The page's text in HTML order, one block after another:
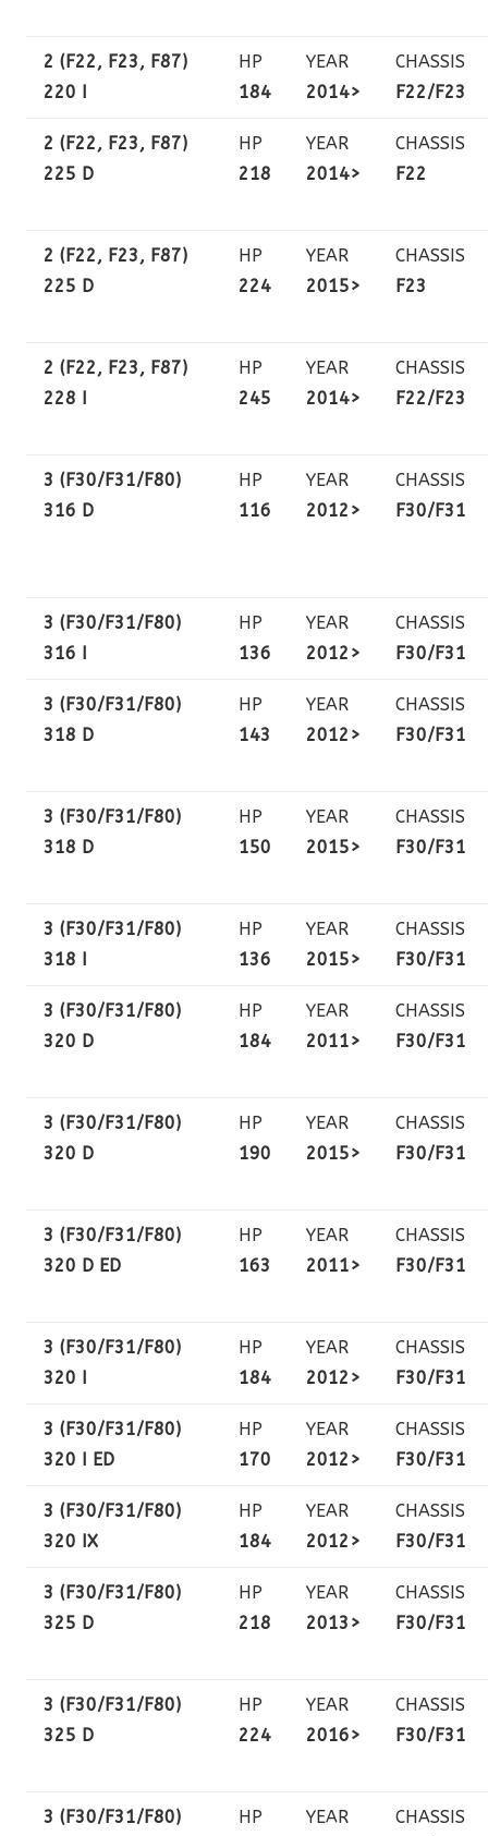
2 (F22, F23, F87)
220 I
HP
184
YEAR
2014>
CHASSIS
F22/F23
2 (F22, F23, F87)
225 D
HP
218
YEAR
2014>
CHASSIS
F22
2 (F22, F23, F87)
225 D
HP
224
YEAR
2015>
CHASSIS
F23
2 (F22, F23, F87)
228 I
HP
245
YEAR
2014>
CHASSIS
F22/F23
3 (F30/F31/F80)
316 D
HP
116
YEAR
2012>
CHASSIS
F30/F31
3 (F30/F31/F80)
316 I
HP
136
YEAR
2012>
CHASSIS
F30/F31
3 (F30/F31/F80)
318 D
HP
143
YEAR
2012>
CHASSIS
F30/F31
3 (F30/F31/F80)
318 D
HP
150
YEAR
2015>
CHASSIS
F30/F31
3 (F30/F31/F80)
318 I
HP
136
YEAR
2015>
CHASSIS
F30/F31
3 (F30/F31/F80)
320 D
HP
184
YEAR
2011>
CHASSIS
F30/F31
3 (F30/F31/F80)
320 D
HP
190
YEAR
2015>
CHASSIS
F30/F31
3 (F30/F31/F80)
320 D ED
HP
163
YEAR
2011>
CHASSIS
F30/F31
3 (F30/F31/F80)
320 I
HP
184
YEAR
2012>
CHASSIS
F30/F31
3 (F30/F31/F80)
320 I ED
HP
170
YEAR
2012>
CHASSIS
F30/F31
3 (F30/F31/F80)
320 IX
HP
184
YEAR
2012>
CHASSIS
F30/F31
3 (F30/F31/F80)
325 D
HP
218
YEAR
2013>
CHASSIS
F30/F31
3 (F30/F31/F80)
325 D
HP
224
YEAR
2016>
CHASSIS
F30/F31
3 (F30/F31/F80)
HP
YEAR
CHASSIS